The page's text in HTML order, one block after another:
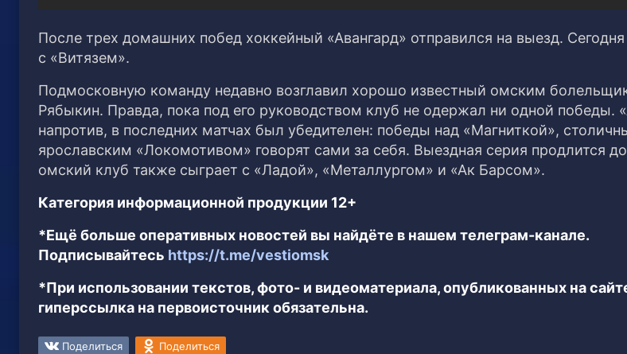
После трех домашних побед хоккейный «Авангард» отправился на выезд.
с «Витязем».
Подмосковную команду недавно возглавил хорошо известный омским
Рябыкин. Правда, пока под его руководством клуб не одержал ни одной победы.
напротив, в последних матчах был убедителен: победы над «Магниткой»,
ярославским «Локомотивом» говорят сами за себя. Выездная серия продлится
омский клуб также сыграет с «Ладой», «Металлургом» и «Ак Барсом».
Категория информационной продукции 12+
*Ещё больше оперативных новостей вы найдёте в нашем телеграм-канале.
Подписывайтесь https://t.me/vestiomsk
*При использовании текстов, фото- и видеоматериала, опубликованных на
гиперссылка на первоисточник обязательна.
Поделиться Поделиться